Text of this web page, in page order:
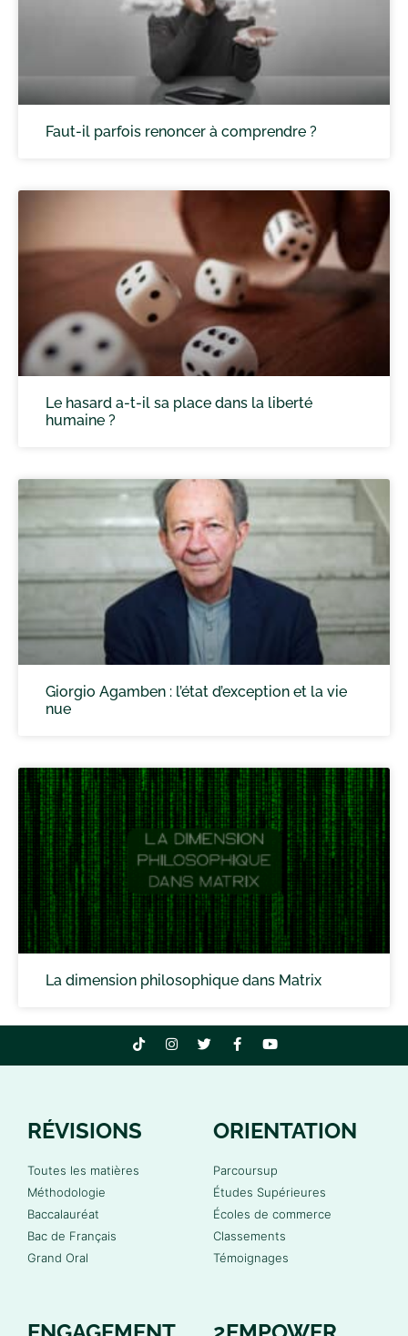
Faut-il parfois renoncer à comprendre ?
Le hasard a-t-il sa place dans la liberté
humaine ?
Giorgio Agamben : l’état d’exception et la vie
nue
La dimension philosophique dans Matrix
RÉVISIONS
Toutes les matières
Méthodologie
Baccalauréat
Bac de Français
Grand Oral
ORIENTATION
Parcoursup
Études Supérieures
Écoles de commerce
Classements
Témoignages